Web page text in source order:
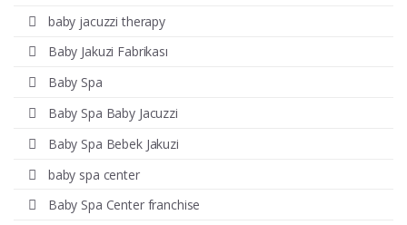
baby jacuzzi therapy
Baby Jakuzi Fabrikası
Baby Spa
Baby Spa Baby Jacuzzi
Baby Spa Bebek Jakuzi
baby spa center
Baby Spa Center franchise